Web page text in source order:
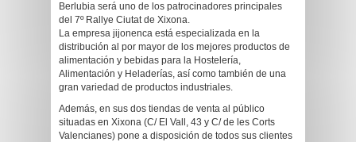
Berlubia será uno de los patrocinadores principales
del 7º Rallye Ciutat de Xixona.
La empresa jijonenca está especializada en la
distribución al por mayor de los mejores productos de
alimentación y bebidas para la Hostelería,
Alimentación y Heladerías, así como también de una
gran variedad de productos industriales.
Además, en sus dos tiendas de venta al público
situadas en Xixona (C/ El Vall, 43 y C/ de les Corts
Valencianes) pone a disposición de todos sus clientes